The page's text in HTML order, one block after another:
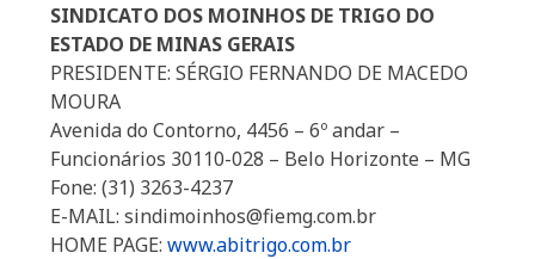
SINDICATO DOS MOINHOS DE TRIGO DO
ESTADO DE MINAS GERAIS
PRESIDENTE: SÉRGIO FERNANDO DE MACEDO
MOURA
Avenida do Contorno, 4456 – 6º andar –
Funcionários 30110-028 – Belo Horizonte – MG
Fone: (31) 3263-4237
E-MAIL: sindimoinhos@fiemg.com.br
HOME PAGE:www.abitrigo.com.br